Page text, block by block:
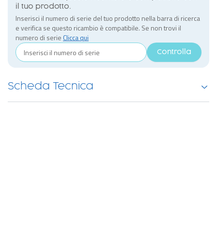
il tuo prodotto.
Inserisci il numero di serie del tuo prodotto nella barra di ricerca
e verifica se questo ricambio è compatibile. Se non trovi il
numero di serie Clicca qui
Controlla
Scheda Tecnica